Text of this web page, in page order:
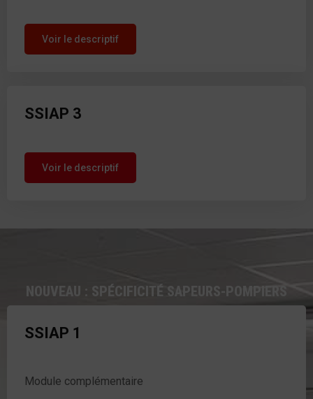
Voir le descriptif
SSIAP 3
Voir le descriptif
NOUVEAU : SPÉCIFICITÉ SAPEURS-POMPIERS
SSIAP 1
Module complémentaire